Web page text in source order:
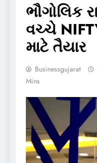
ભૌગોલિક
વચ્ચે
માટે તૈયાર
Businessgujarat
Mins